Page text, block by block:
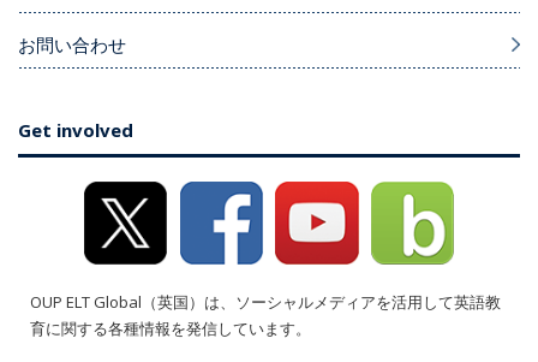
お問い合わせ
Get involved
OUP ELT Global（英国）は、ソーシャルメディアを活用して英語教
育に関する各種情報を発信しています。